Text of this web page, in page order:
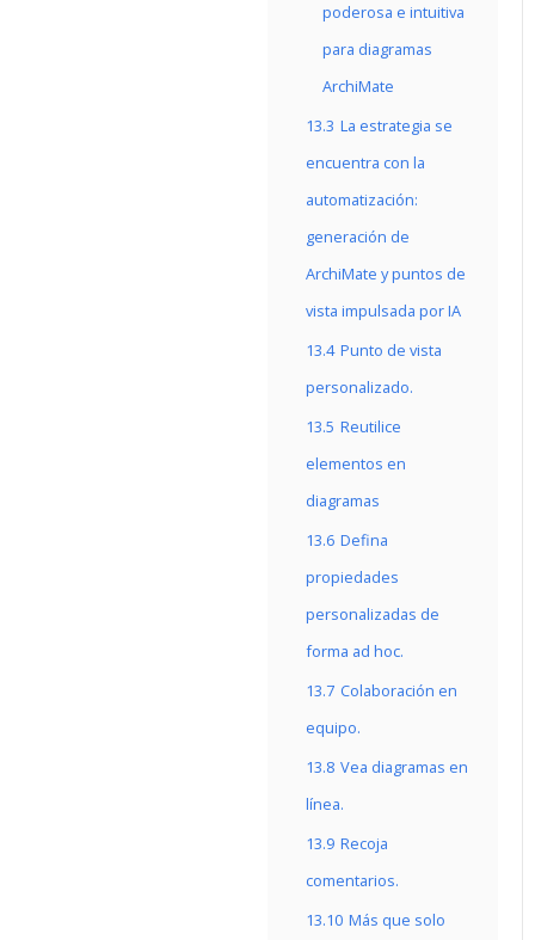
poderosa e intuitiva
para diagramas
ArchiMate
13.3 La estrategia se
encuentra con la
automatización:
generación de
ArchiMate y puntos de
vista impulsada por IA
13.4 Punto de vista
personalizado.
13.5 Reutilice
elementos en
diagramas
13.6 Defina
propiedades
personalizadas de
forma ad hoc.
13.7 Colaboración en
equipo.
13.8 Vea diagramas en
línea.
13.9 Recoja
comentarios.
13.10 Más que solo